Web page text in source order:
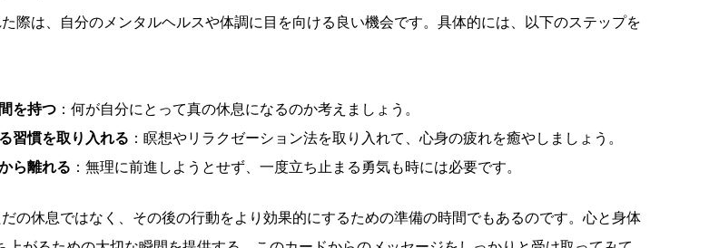
際は、自分のメンタルヘルスや体調に目を向ける良い機会です。具体的には、以下のステップを
を持つ：何が自分にとって真の休息になるのか考えましょう。
習慣を取り入れる ：瞑想やリラクゼーション法を取り入れて、心身の疲れを癒やしましょう。
ら離れる ：無理に前進しようとせず、一度立ち止まる勇気も時には必要です。
の休息ではなく、その後の行動をより効果的にするための準備の時間でもあるのです。心と身体